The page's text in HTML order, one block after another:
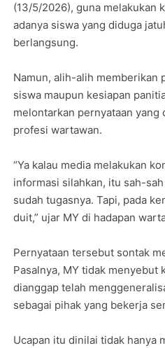
(13/5/2026), guna melakukan
adanya siswa yang diduga
berlangsung.
Namun, alih-alih memberikan
siswa maupun kesiapan
melontarkan pernyataan yang
profesi wartawan.
“Ya kalau media melakukan
informasi silahkan, itu sah-
sudah tugasnya. Tapi, pada
duit,” ujar MY di hadapan
Pernyataan tersebut sontak
Pasalnya, MY tidak menyebut
dianggap telah
sebagai pihak yang bekerja
Ucapan itu dinilai tidak hanya